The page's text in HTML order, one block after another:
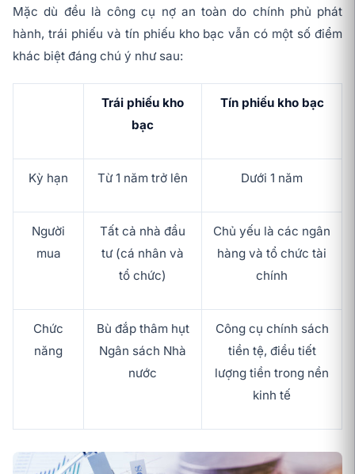
Mặc dù đều là công cụ nợ an toàn do chính phủ phát
hành, trái phiếu và tín phiếu kho bạc vẫn có một số điểm
khác biệt đáng chú ý như sau:
Trái phiếu kho
bạc
Tín phiếu kho bạc
Kỳ hạn Từ 1 năm trở lên Dưới 1 năm
Người
mua
Tất cả nhà đầu
tư (cá nhân và
tổ chức)
Chủ yếu là các ngân
hàng và tổ chức tài
chính
Chức
năng
Bù đắp thâm hụt
Ngân sách Nhà
nước
Công cụ chính sách
tiền tệ, điều tiết
lượng tiền trong nền
kinh tế